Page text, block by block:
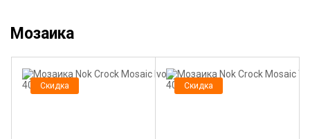
Мозаика
Скидка Скидка